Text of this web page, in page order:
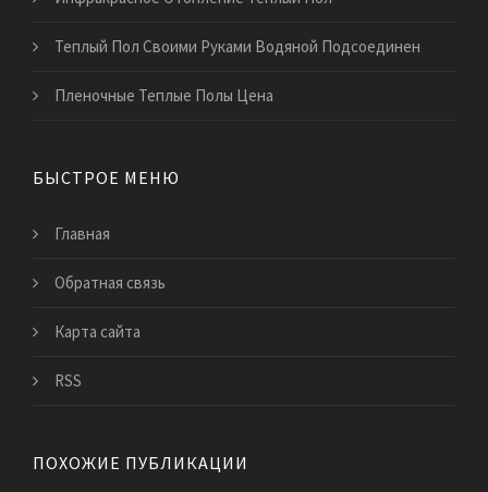
Теплый Пол Своими Руками Водяной Подсоединен
Пленочные Теплые Полы Цена
БЫСТРОЕ МЕНЮ
Главная
Обратная связь
Карта сайта
RSS
ПОХОЖИЕ ПУБЛИКАЦИИ